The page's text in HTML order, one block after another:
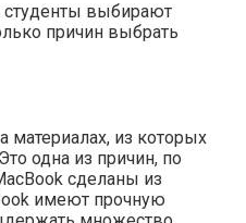
студенты выбирают
причин выбрать
материалах, из которых
одна из причин, по
сделаны из
имеют прочную